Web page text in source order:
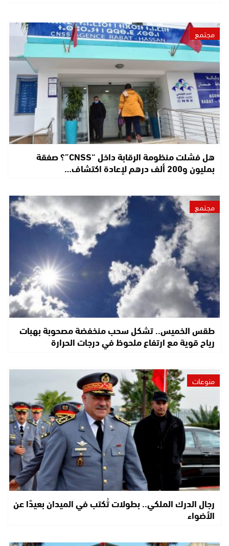
مجتمع
هل فشلت منظومة الرقابة داخل “CNSS”؟ صفقة
بمليون و200 ألف درهم لإعادة اكتشاف…
مجتمع
طقس الخميس.. تشكل سحب منخفضة مصحوبة بهبات
رياح قوية مع ارتفاع ملحوظ في درجات الحرارة
منوعات
رجال الدرك الملكي.. بطولات تُكتب في الميدان بعيدًا عن
الأضواء